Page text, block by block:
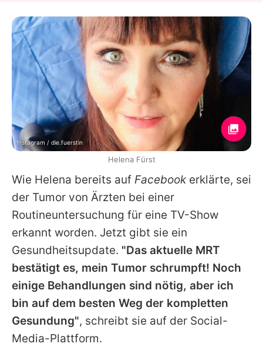
Wie Helena bereits auf Facebookerklärte, sei
der Tumor von Ärzten bei einer
Routineuntersuchung für eine TV-Show
erkannt worden. Jetzt gibt sie ein
Gesundheitsupdate. "Das aktuelle MRT
bestätigt es, mein Tumor schrumpft! Noch
einige Behandlungen sind nötig, aber ich
bin auf dem besten Weg der kompletten
Gesundung", schreibt sie auf der Social-
Media-Plattform.
Instagram / die.fuerstin
Helena Fürst